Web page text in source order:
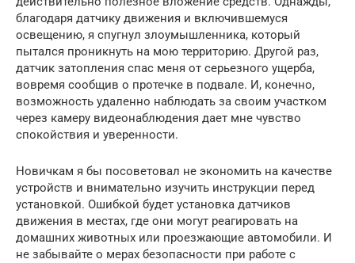
благодаря датчику движения и включившемуся
освещению, я спугнул злоумышленника, который
пытался проникнуть на мою территорию. Другой раз,
датчик затопления спас меня от серьезного ущерба,
вовремя сообщив о протечке в подвале. И, конечно,
возможность удаленно наблюдать за своим участком
через камеру видеонаблюдения дает мне чувство
спокойствия и уверенности.
Новичкам я бы посоветовал не экономить на качестве
устройств и внимательно изучить инструкции перед
установкой. Ошибкой будет установка датчиков
движения в местах, где они могут реагировать на
домашних животных или проезжающие автомобили. И
не забывайте о мерах безопасности при работе с